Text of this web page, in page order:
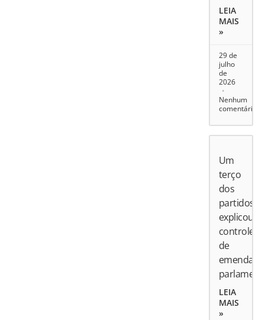
LEIA
MAIS
»
29 de
julho
de
2026
Nenhum
comentário
Um
terço
dos
partidos
explicou
controle
de
emendas
LEIA
MAIS
»